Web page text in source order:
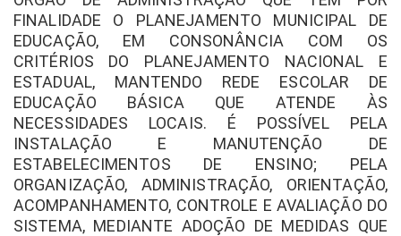
FINALIDADE O PLANEJAMENTO MUNICIPAL DE
EDUCAÇÃO, EM CONSONÂNCIA COM OS
CRITÉRIOS DO PLANEJAMENTO NACIONAL E
ESTADUAL, MANTENDO REDE ESCOLAR DE
EDUCAÇÃO BÁSICA QUE ATENDE ÀS
NECESSIDADES LOCAIS. É POSSÍVEL PELA
INSTALAÇÃO E MANUTENÇÃO DE
ESTABELECIMENTOS DE ENSINO; PELA
ORGANIZAÇÃO, ADMINISTRAÇÃO, ORIENTAÇÃO,
ACOMPANHAMENTO, CONTROLE E AVALIAÇÃO DO
SISTEMA, MEDIANTE ADOÇÃO DE MEDIDAS QUE